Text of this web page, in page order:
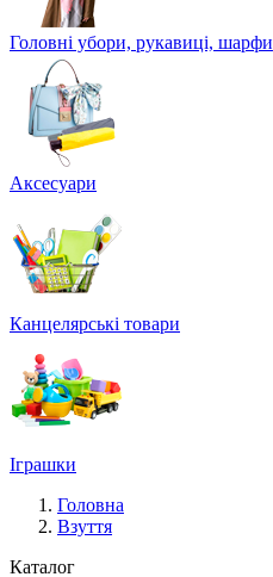
Головні убори, рукавиці, шарфи
Аксесуари
Канцелярські товари
Іграшки
Головна
Взуття
Каталог